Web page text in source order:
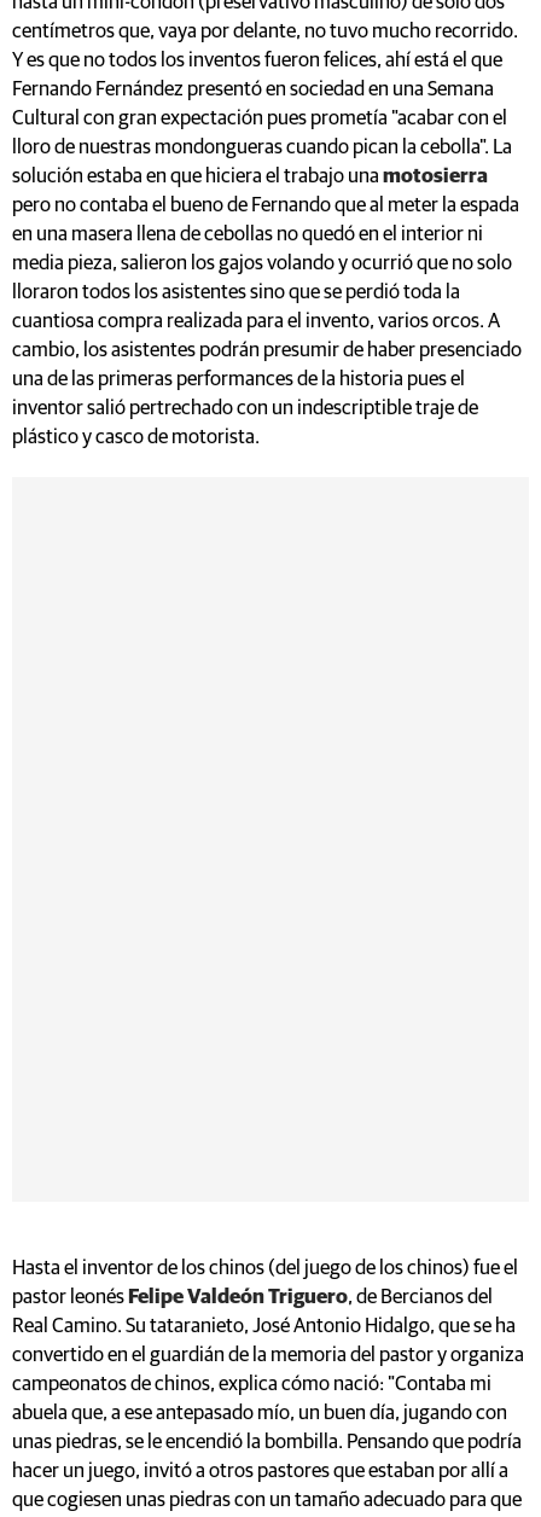
centímetros que, vaya por delante, no tuvo mucho recorrido.
Y es que no todos los inventos fueron felices, ahí está el que
Fernando Fernández presentó en sociedad en una Semana
Cultural con gran expectación pues prometía "acabar con el
lloro de nuestras mondongueras cuando pican la cebolla". La
solución estaba en que hiciera el trabajo una motosierra
pero no contaba el bueno de Fernando que al meter la espada
en una masera llena de cebollas no quedó en el interior ni
media pieza, salieron los gajos volando y ocurrió que no solo
lloraron todos los asistentes sino que se perdió toda la
cuantiosa compra realizada para el invento, varios orcos. A
cambio, los asistentes podrán presumir de haber presenciado
una de las primeras performances de la historia pues el
inventor salió pertrechado con un indescriptible traje de
plástico y casco de motorista.
Hasta el inventor de los chinos (del juego de los chinos) fue el
pastor leonés Felipe Valdeón Triguero, de Bercianos del
Real Camino. Su tataranieto, José Antonio Hidalgo, que se ha
convertido en el guardián de la memoria del pastor y organiza
campeonatos de chinos, explica cómo nació: "Contaba mi
abuela que, a ese antepasado mío, un buen día, jugando con
unas piedras, se le encendió la bombilla. Pensando que podría
hacer un juego, invitó a otros pastores que estaban por allí a
que cogiesen unas piedras con un tamaño adecuado para que